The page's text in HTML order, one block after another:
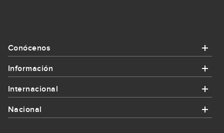
Conócenos
Información
Internacional
Nacional